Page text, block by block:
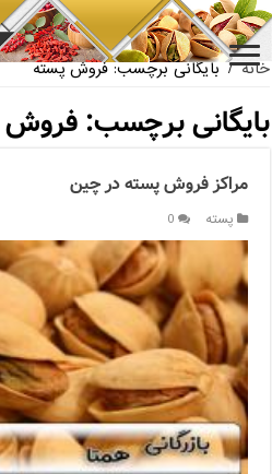
بازار فروش پسته اکبری بسته بندی
خانه / بایگانی برچسب: فروش پسته
بایگانی برچسب:فروش
مراکز فروش پسته در چین
پسته 0